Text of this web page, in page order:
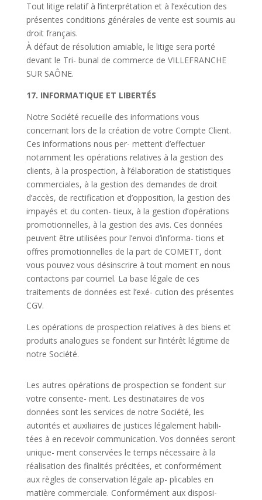
Tout litige relatif à l’interprétation et à l’exécution des
présentes conditions générales de vente est soumis au
droit français.
À défaut de résolution amiable, le litige sera porté
devant le Tri- bunal de commerce de VILLEFRANCHE
SUR SAÔNE.
17. INFORMATIQUE ET LIBERTÉS
Notre Société recueille des informations vous
concernant lors de la création de votre Compte Client.
Ces informations nous per- mettent d’effectuer
notamment les opérations relatives à la gestion des
clients, à la prospection, à l’élaboration de statistiques
commerciales, à la gestion des demandes de droit
d’accès, de rectification et d’opposition, la gestion des
impayés et du conten- tieux, à la gestion d’opérations
promotionnelles, à la gestion des avis. Ces données
peuvent être utilisées pour l’envoi d’informa-tions et
offres promotionnelles de la part de COMETT, dont
vous pouvez vous désinscrire à tout moment en nous
contactons par courriel. La base légale de ces
traitements de données est l’exé- cution des présentes
CGV.
Les opérations de prospection relatives à des biens et
produits analogues se fondent sur l’intérêt légitime de
notre Société.
Les autres opérations de prospection se fondent sur
votre consente- ment. Les destinataires de vos
données sont les services de notre Société, les
autorités et auxiliaires de justices légalement habili-
tées à en recevoir communication. Vos données seront
unique- ment conservées le temps nécessaire à la
réalisation des finalités précitées, et conformément
aux règles de conservation légale ap- plicables en
matière commerciale. Conformément aux disposi-